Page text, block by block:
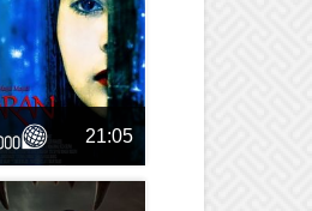
21:05